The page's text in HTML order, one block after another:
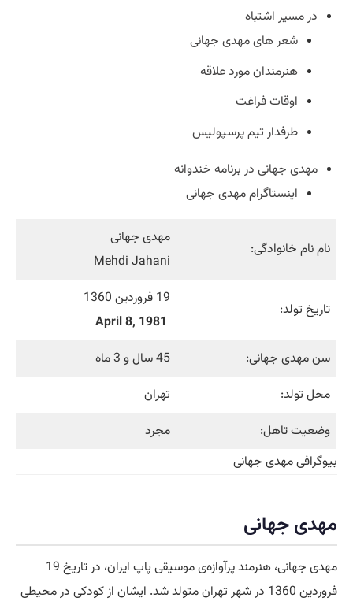
در مسیر اشتباه
شعر های مهدی جهانی
هنرمندان مورد علاقه
اوقات فراغت
طرفدار تیم پرسپولیس
مهدی جهانی در برنامه خندوانه
اینستاگرام مهدی جهانی
نام نام خانوادگی:
مهدی جهانی
Mehdi Jahani
تاریخ تولد:
19 فروردین 1360
سن مهدی جهانی:
45 سال و 3 ماه
محل تولد:
تهران
وضعیت تاهل:
مجرد
بیوگرافی مهدی جهانی
مهدی جهانی
مهدی جهانی، هنرمند پرآوازه‌ی موسیقی پاپ ایران، در تاریخ 19
فروردین 1360 در شهر تهران متولد شد. ایشان از کودکی در محیطی